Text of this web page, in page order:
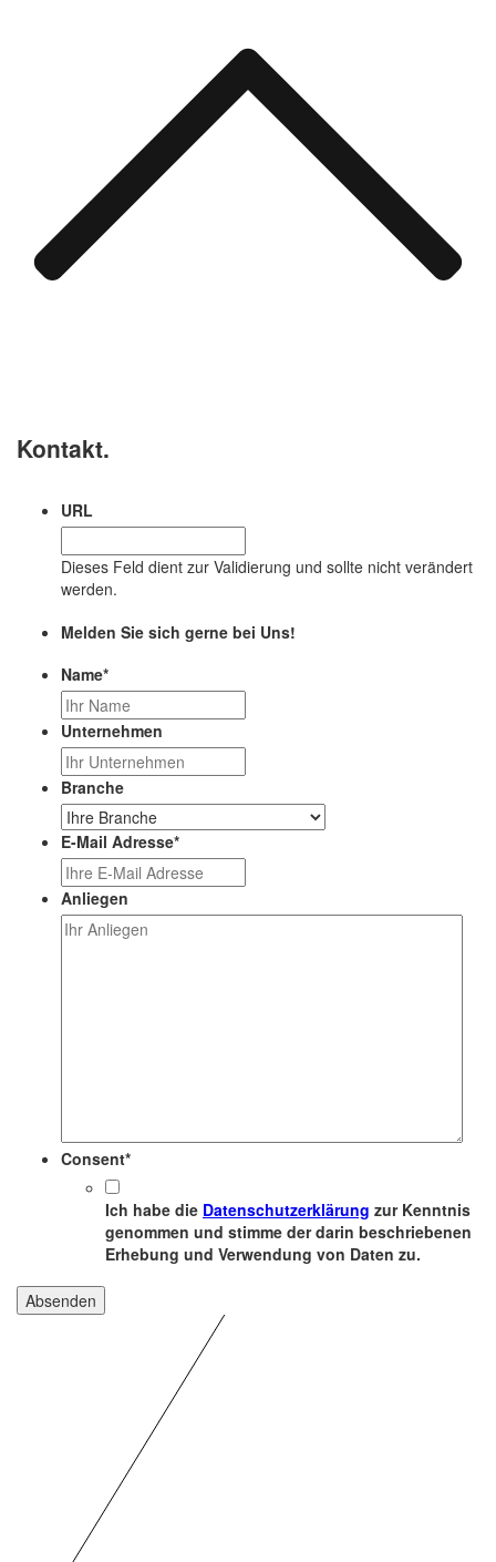
Kontakt.
URL
Dieses Feld dient zur Validierung und sollte nicht verändert
werden.
Melden Sie sich gerne bei Uns!
Name*
Unternehmen
Branche
E-Mail Adresse*
Anliegen
Consent*
Ich habe die Datenschutzerklärung zur Kenntnis
genommen und stimme der darin beschriebenen
Erhebung und Verwendung von Daten zu.